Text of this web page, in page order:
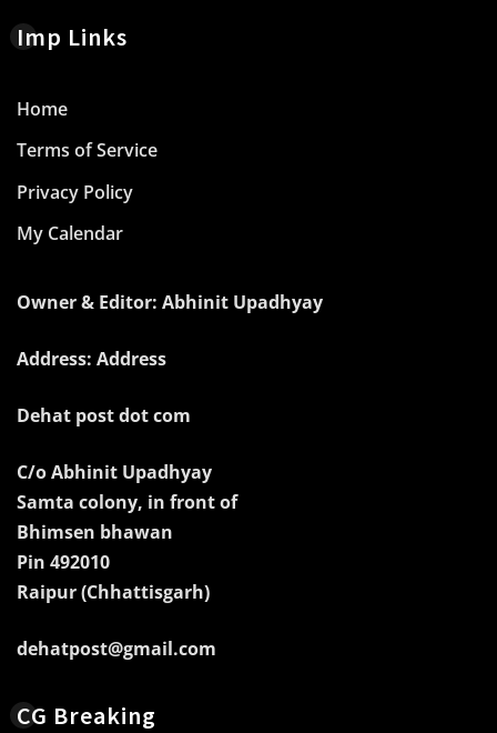
Imp Links
Home
Terms of Service
Privacy Policy
My Calendar
Owner & Editor: Abhinit Upadhyay
Address: Address
Dehat post dot com
C/o Abhinit Upadhyay
Samta colony, in front of
Bhimsen bhawan
Pin 492010
Raipur (Chhattisgarh)
dehatpost@gmail.com
CG Breaking